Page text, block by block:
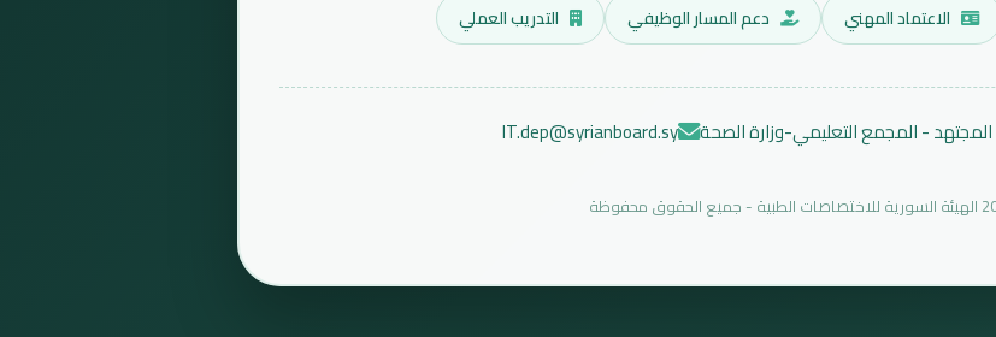
الاعتماد المهني دعم المسار الوظيفي التدريب العملي
- المجمع التعليمي-وزارة الصحة IT.dep@syrianboard.sy